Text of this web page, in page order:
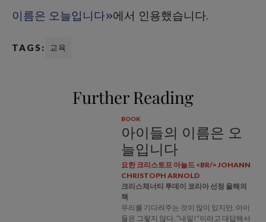
이름은 오늘입니다»에서 인용했습니다.
TAGS: 교육
Further Reading
BOOK
아이들의 이름은 오
늘입니다
요한 크리스토프 아놀드 <BR/> JOHANN
CHRISTOPH ARNOLD
크리스채너티 투데이 코리아 선정 올해의
책
우리를 기다려주는 것이 많이 있지만, 아이
들은 그렇지 않다. “내일!”이라고 대답해서